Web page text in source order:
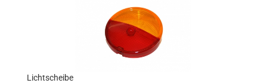
Lichtscheibe